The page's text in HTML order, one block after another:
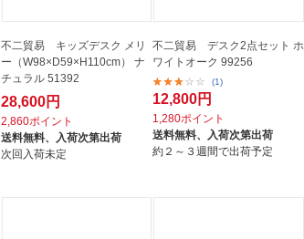
不二貿易 キッズデスク メリ
ー（W98×D59×H110cm） ナ
チュラル 51392
28,600円
2,860ポイント
送料無料、
入荷次第出荷
次回入荷未定
不二貿易 デスク2点セット ホ
ワイトオーク 99256
(1)
12,800円
1,280ポイント
送料無料、
入荷次第出荷
約２～３週間で出荷予定